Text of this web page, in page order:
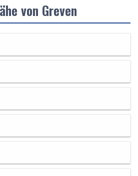
von Greven